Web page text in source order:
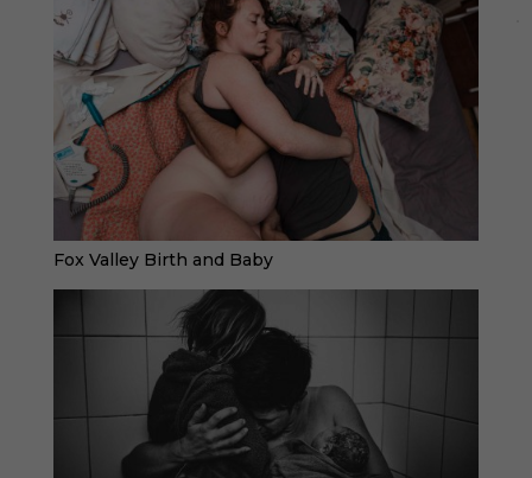
Fox Valley Birth and Baby